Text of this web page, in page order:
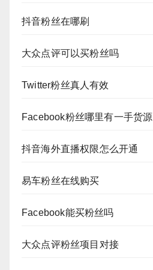
抖音粉丝在哪刷
大众点评可以买粉丝吗
Twitter粉丝真人有效
Facebook粉丝哪里有一手货源
抖音海外直播权限怎么开通
易车粉丝在线购买
Facebook能买粉丝吗
大众点评粉丝项目对接